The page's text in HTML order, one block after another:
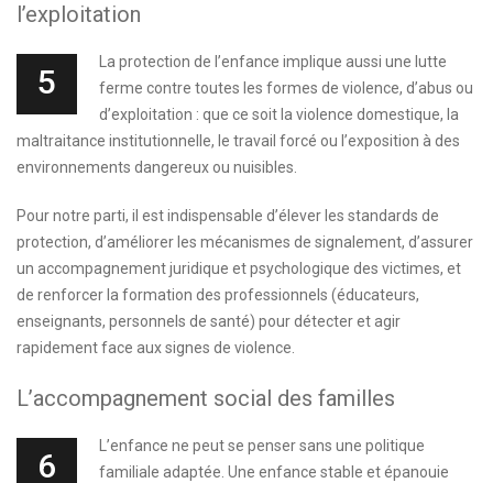
l’exploitation
5
La protection de l’enfance implique aussi une lutte
ferme contre toutes les formes de violence, d’abus ou
d’exploitation : que ce soit la violence domestique, la
maltraitance institutionnelle, le travail forcé ou l’exposition à des
environnements dangereux ou nuisibles.
Pour notre parti, il est indispensable d’élever les standards de
protection, d’améliorer les mécanismes de signalement, d’assurer
un accompagnement juridique et psychologique des victimes, et
de renforcer la formation des professionnels (éducateurs,
enseignants, personnels de santé) pour détecter et agir
rapidement face aux signes de violence.
L’accompagnement social des familles
6
L’enfance ne peut se penser sans une politique
familiale adaptée. Une enfance stable et épanouie